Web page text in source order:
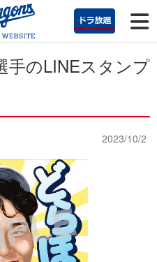
手のLINEスタンプ
2023/10/2